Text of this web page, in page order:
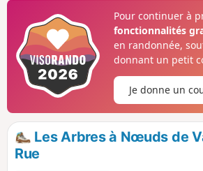
Pour continuer à
fonctionnalités
en randonnée,
donnant un petit
Je donne un
Les Arbres à Nœuds de
Rue